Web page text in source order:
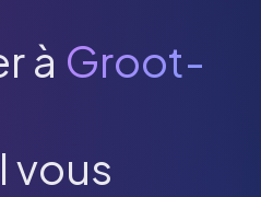
à Groot-
vous